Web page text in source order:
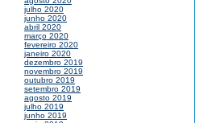
julho 2020
junho 2020
abril 2020
março 2020
fevereiro 2020
janeiro 2020
dezembro 2019
novembro 2019
outubro 2019
setembro 2019
agosto 2019
julho 2019
junho 2019